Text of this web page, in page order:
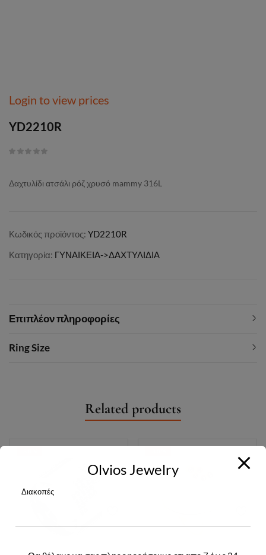
Login to view prices
YD2210R
Δαχτυλίδι ατσάλι ρόζ χρυσό mammy 316L
Κωδικός προϊόντος: YD2210R
Κατηγορία: ΓΥΝΑΙΚΕΙΑ->ΔΑΧΤΥΛΙΔΙΑ
Επιπλέον πληροφορίες
Ring Size
Related products
Olvios Jewelry
Διακοπές